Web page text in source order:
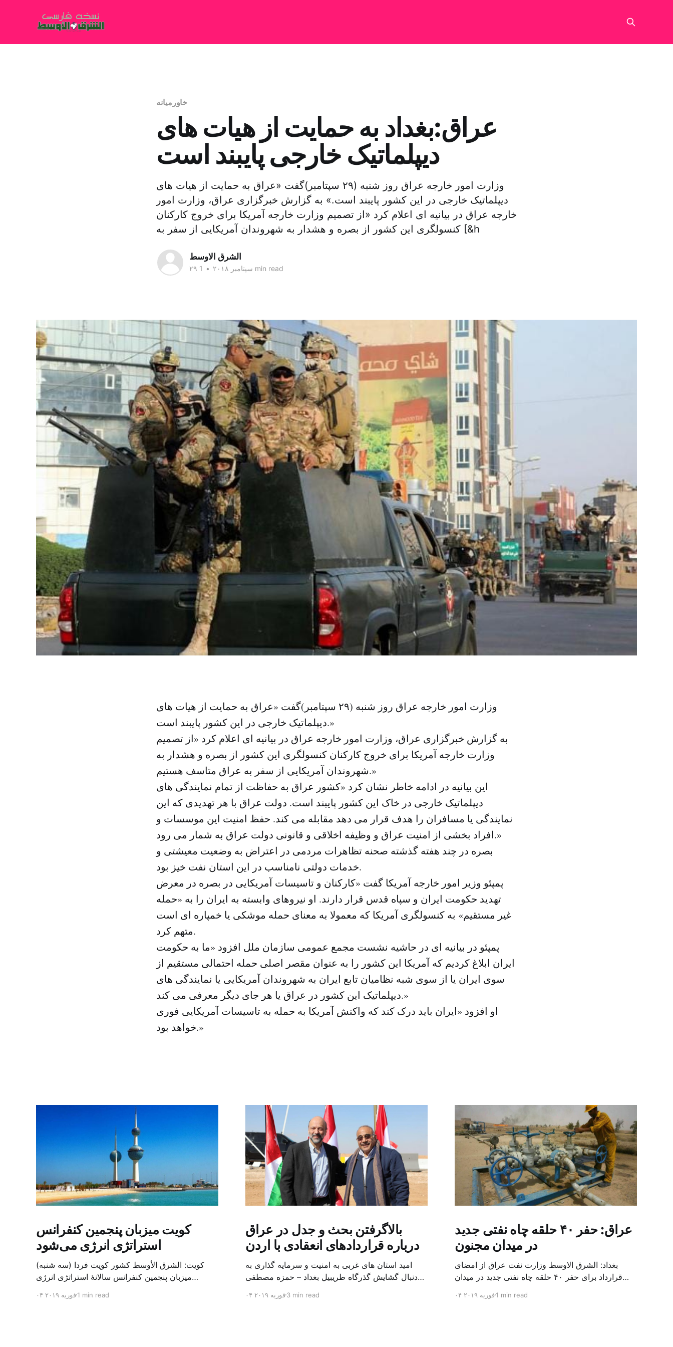
خاورمیانه
عراق:‌بغداد به حمایت از هیات های
دیپلماتیک خارجی پایبند است
وزارت امور خارجه عراق روز شنبه (۲۹ سپتامبر)‌گفت «عراق به حمایت از هیات های
دیپلماتیک خارجی در این کشور پایبند است.» به گزارش خبرگزاری عراق، وزارت امور
خارجه عراق در بیانیه ای اعلام کرد «از تصمیم وزارت خارجه آمریکا برای خروج کارکنان
کنسولگری این کشور از بصره و هشدار به شهروندان آمریکایی از سفر به [&h
الشرق الاوسط
۲۹ سپتامبر ۲۰۱۸ • 1 min read
وزارت امور خارجه عراق روز شنبه (۲۹ سپتامبر)‌گفت «عراق به حمایت از هیات های
دیپلماتیک خارجی در این کشور پایبند است.»
به گزارش خبرگزاری عراق، وزارت امور خارجه عراق در بیانیه ای اعلام کرد «از تصمیم
وزارت خارجه آمریکا برای خروج کارکنان کنسولگری این کشور از بصره و هشدار به
شهروندان آمریکایی از سفر به عراق متاسف هستیم.»
این بیانیه در ادامه خاطر نشان کرد «کشور عراق به حفاظت از تمام نمایندگی های
دیپلماتیک خارجی در خاک این کشور پایبند است. دولت عراق با هر تهدیدی که این
نمایندگی یا مسافران را هدف قرار می دهد مقابله می کند. حفظ امنیت این موسسات و
افراد بخشی از امنیت عراق و وظیفه اخلاقی و قانونی دولت عراق به شمار می رود.»
بصره در چند هفته گذشته صحنه تظاهرات مردمی در اعتراض به وضعیت معیشتی و
خدمات دولتی نامناسب در این استان نفت خیز بود.
پمپئو وزیر امور خارجه آمریکا گفت «کارکنان و تاسیسات آمریکایی در بصره در معرض
تهدید حکومت ایران و سپاه قدس قرار دارند. او نیروهای وابسته به ایران را به «حمله
غیر مستقیم» به کنسولگری آمریکا که معمولا به معنای حمله موشکی یا خمپاره ای است
متهم کرد.
پمپئو در بیانیه ای در حاشیه نشست مجمع عمومی سازمان ملل افزود «ما به حکومت
ایران ابلاغ کردیم که آمریکا این کشور را به عنوان مقصر اصلی حمله احتمالی مستقیم از
سوی ایران یا از سوی شبه نظامیان تابع ایران به شهروندان آمریکایی یا نمایندگی های
دیپلماتیک این کشور در عراق یا هر جای دیگر معرفی می کند.»
او افزود «ایران باید درک کند که واکنش آمریکا به حمله به تاسیسات آمریکایی فوری
خواهد بود.»
کویت میزبان پنجمین کنفرانس
استراتژی انرژی می‌شود
کویت: الشرق الأوسط کشور کویت فردا (سه شنبه)
میزبان پنجمین کنفرانس سالانهٔ استراتژی انرژی
الشرق الاوسط، حدود ۳۰۰ متخصص از شرکت‌های
۰۴ فوریه ۲۰۱۹1 min read
بالاگرفتن بحث و جدل در عراق
درباره قراردادهای انعقادی با اردن
امید استان های غربی به امنیت و سرمایه گذاری به
دنبال گشایش گذرگاه طریبیل بغداد – حمزه مصطفی
طریبیل توسط عادل عبد المهدی نخست وزیر عراق و
۰۴ فوریه ۲۰۱۹3 min read
عراق: حفر ۴۰ حلقه چاه نفتی جدید
در میدان مجنون
بغداد: الشرق الاوسط وزارت نفت عراق از امضای
قرارداد برای حفر ۴۰ حلقه چاه نفتی جدید در میدان
محمد خضیر مدعامل شرکت حفاری عراق روز یکشنبه
۰۴ فوریه ۲۰۱۹1 min read